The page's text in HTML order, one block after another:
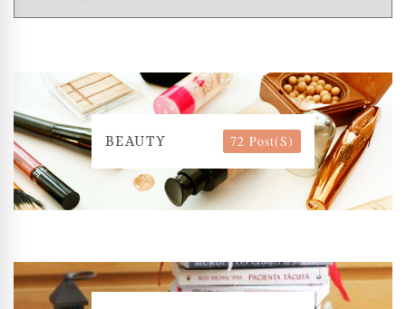
BEAUTY 72 Post(s)